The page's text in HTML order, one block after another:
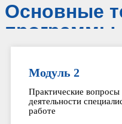
Основные
программы
Модуль 2
Практические
деятельности
работе